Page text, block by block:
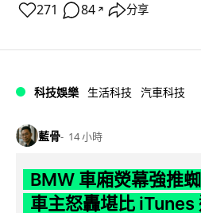
271 84 ↗ 分享
科技娛樂 生活科技 汽車科技
藍骨 14 小時
BMW 車廂熒幕強推
車主怒轟堪比 iTunes